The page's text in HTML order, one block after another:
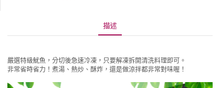
描述
嚴選特級魷魚，分切後急速冷凍，只要解凍拆開清洗料理即可。
非常省時省力！煮湯、熱炒、酥炸，還是做涼拌都非常對味喔！